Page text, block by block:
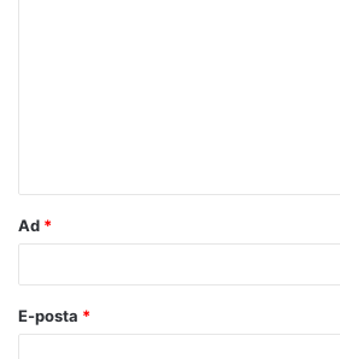
Ad *
E-posta *